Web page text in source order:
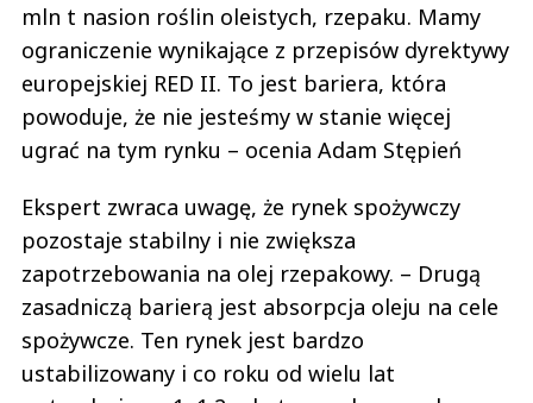
mln t nasion roślin oleistych, rzepaku. Mamy
ograniczenie wynikające z przepisów dyrektywy
europejskiej RED II. To jest bariera, która
powoduje, że nie jesteśmy w stanie więcej
ugrać na tym rynku – ocenia Adam Stępień
Ekspert zwraca uwagę, że rynek spożywczy
pozostaje stabilny i nie zwiększa
zapotrzebowania na olej rzepakowy. – Drugą
zasadniczą barierą jest absorpcja oleju na cele
spożywcze. Ten rynek jest bardzo
ustabilizowany i co roku od wielu lat